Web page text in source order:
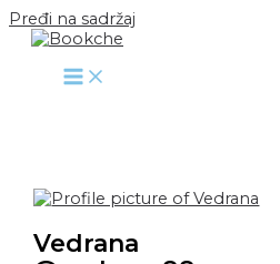
Pređi na sadržaj
Vedrana